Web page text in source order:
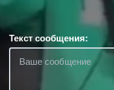
Текст сообщения: